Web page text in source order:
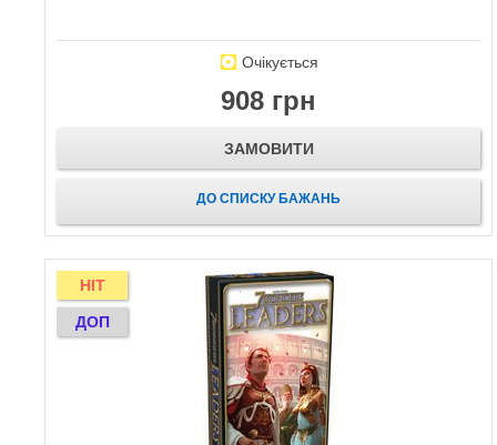
Очікується
908 грн
ЗАМОВИТИ
ДО СПИСКУ БАЖАНЬ
HIT
ДОП